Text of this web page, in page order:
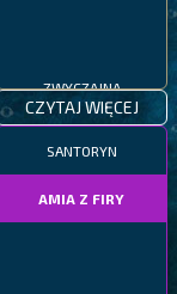
CZYTAJ WIĘCEJ
SANTORYN
AMIA Z FIRY